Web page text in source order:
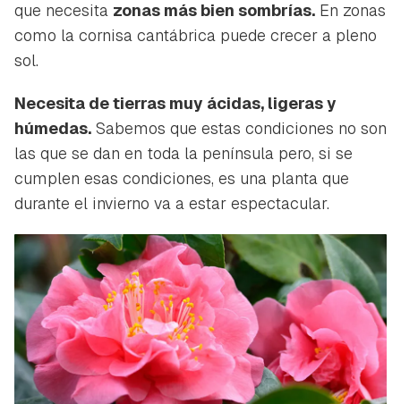
INICIAR SESIÓN CANCELAR
que necesita zonas más bien sombrías. En zonas
como la cornisa cantábrica puede crecer a pleno
sol.
Necesita de tierras muy ácidas, ligeras y
húmedas. Sabemos que estas condiciones no son
las que se dan en toda la península pero, si se
cumplen esas condiciones, es una planta que
durante el invierno va a estar espectacular.